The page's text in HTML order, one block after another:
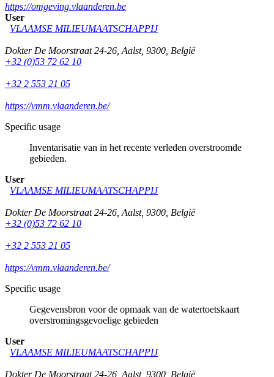
https://omgeving.vlaanderen.be
User
VLAAMSE MILIEUMAATSCHAPPIJ
Dokter De Moorstraat 24-26 Aalst, 9300 België
+32 (0)53 72 62 10
+32 2 553 21 05
https://vmm.vlaanderen.be/
Specific usage
Inventarisatie van in het recente verleden overstroomde
gebieden.
User
VLAAMSE MILIEUMAATSCHAPPIJ
Dokter De Moorstraat 24-26 Aalst, 9300 België
+32 (0)53 72 62 10
+32 2 553 21 05
https://vmm.vlaanderen.be/
Specific usage
Gegevensbron voor de opmaak van de watertoetskaart
overstromingsgevoelige gebieden
User
VLAAMSE MILIEUMAATSCHAPPIJ
Dokter De Moorstraat 24-26 Aalst, 9300 België